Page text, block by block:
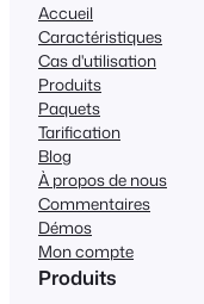
Accueil
Caractéristiques
Cas d'utilisation
Produits
Paquets
Tarification
Blog
À propos de nous
Commentaires
Démos
Mon compte
Produits